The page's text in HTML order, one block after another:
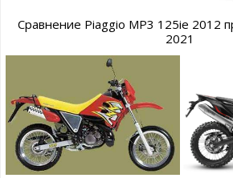
Сравнение Piaggio MP3 125ie 2012
2021